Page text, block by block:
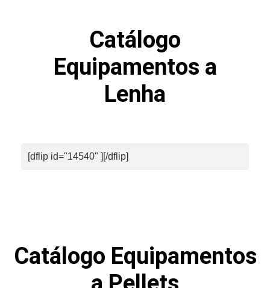
Catálogo
Equipamentos a
Lenha
[dflip id="14540" ][/dflip]
Catálogo Equipamentos